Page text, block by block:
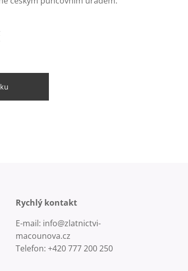
Rychlý kontakt
E-mail: info@zlatnictvi-
macounova.cz
Telefon: +420 777 200 250